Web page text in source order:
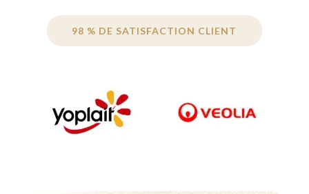
98 % DE SATISFACTION CLIENT